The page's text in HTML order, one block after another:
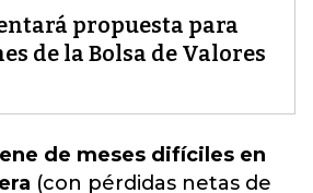
propuesta para
de la Bolsa de Valores
de meses difíciles en
(con pérdidas netas de